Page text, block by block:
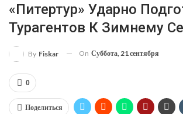
«Питертур» Ударно
Турагентов К Зимнему
By Fiskar On Суббота, 21 сентября
0
Поделиться